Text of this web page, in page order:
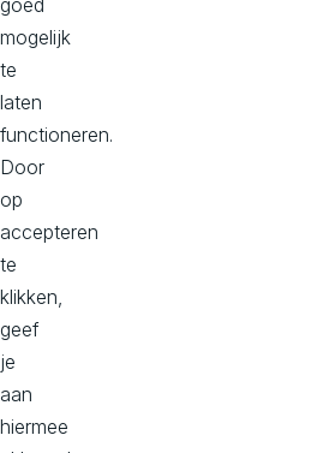
i
g
d
?
Neem
zelf
een
kijkje
bij
onze
projecten.
goed
mogelijk
te
laten
functioneren.
Door
op
accepteren
te
klikken,
geef
je
aan
hiermee